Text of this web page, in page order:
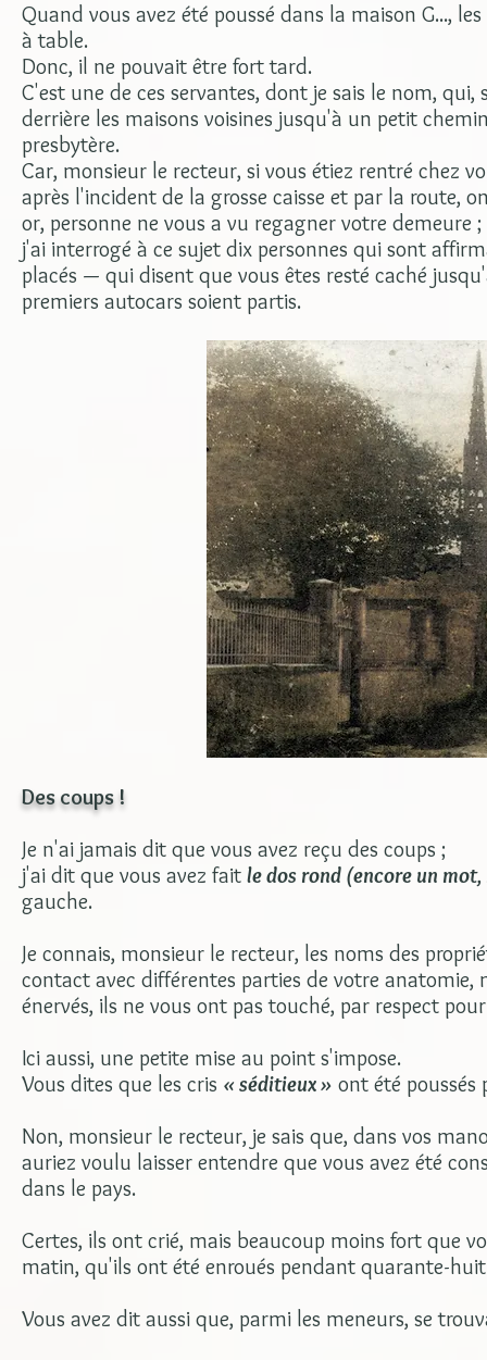
Quand vous avez été poussé dans la maison G...,
à table.
Donc, il ne pouvait être fort tard.
C'est une de ces servantes, dont je sais le nom,
derrière les maisons voisines jusqu'à un petit
presbytère.
Car, monsieur le recteur, si vous étiez rentré chez
après l'incident de la grosse caisse et par la route,
or, personne ne vous a vu regagner votre demeure ;
j'ai interrogé à ce sujet dix personnes qui sont
placés — qui disent que vous êtes resté caché
premiers autocars soient partis.
Des coups !
Je n'ai jamais dit que vous avez reçu des coups ;
j'ai dit que vous avez fait le dos rond (encore un
gauche.
Je connais, monsieur le recteur, les noms des
contact avec différentes parties de votre
énervés, ils ne vous ont pas touché, par respect
Ici aussi, une petite mise au point s'impose.
Vous dites que les cris « séditieux » ont été poussés
Non, monsieur le recteur, je sais que, dans vos
auriez voulu laisser entendre que vous avez été
dans le pays.
Certes, ils ont crié, mais beaucoup moins fort que
matin, qu'ils ont été enroués pendant quarante-
Vous avez dit aussi que, parmi les meneurs, se